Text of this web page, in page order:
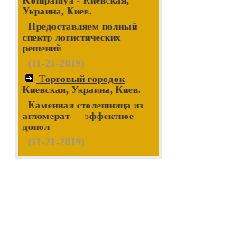
Украина, Киев.
Предоставляем полный
спектр логистических
решений
(11-21-2019)
Торговый городок -
Киевская, Украина, Киев.
Каменная столешница из
агломерат — эффектное
допол
(11-21-2019)